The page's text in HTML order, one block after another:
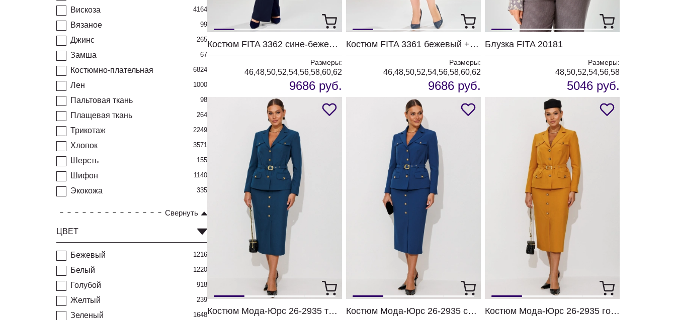
Вискоза 4164
Вязаное 99
Джинс 265
Замша 67
Костюмно-плательная 6824
Лен 1000
Пальтовая ткань 98
Плащевая ткань 264
Трикотаж 2249
Хлопок 3571
Шерсть 155
Шифон 1140
Экокожа 335
Свернуть
ЦВЕТ
Бежевый 1216
Белый 1220
Голубой 918
Желтый 239
Зеленый 1648
Костюм FITA 3362 сине-бежевый
Размеры:
46,48,50,52,54,56,58,60,62
9686 руб.
Костюм FITA 3361 бежевый + деним
Размеры:
46,48,50,52,54,56,58,60,62
9686 руб.
Блузка FITA 20181
Размеры:
48,50,52,54,56,58
5046 руб.
Костюм Мода-Юрс 26-2935 темная бирюза Костюм Мода-Юрс 26-2935 синий Костюм Мода-Юрс 26-2935 горчица